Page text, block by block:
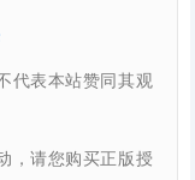
代表本站赞同其观
，请您购买正版授